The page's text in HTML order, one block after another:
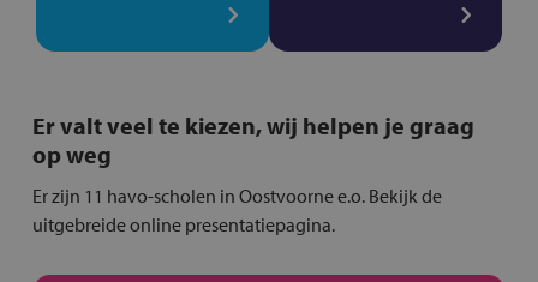
Er valt veel te kiezen, wij helpen je graag
op weg
Er zijn 11 havo-scholen in Oostvoorne e.o. Bekijk de
uitgebreide online presentatiepagina.